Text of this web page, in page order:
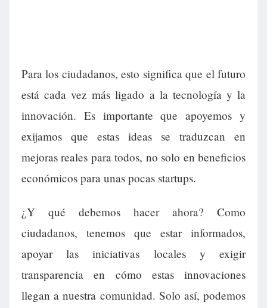
Para los ciudadanos, esto significa que el futuro
está cada vez más ligado a la tecnología y la
innovación. Es importante que apoyemos y
exijamos que estas ideas se traduzcan en
mejoras reales para todos, no solo en beneficios
económicos para unas pocas startups.
¿Y qué debemos hacer ahora? Como
ciudadanos, tenemos que estar informados,
apoyar las iniciativas locales y exigir
transparencia en cómo estas innovaciones
llegan a nuestra comunidad. Solo así, podemos